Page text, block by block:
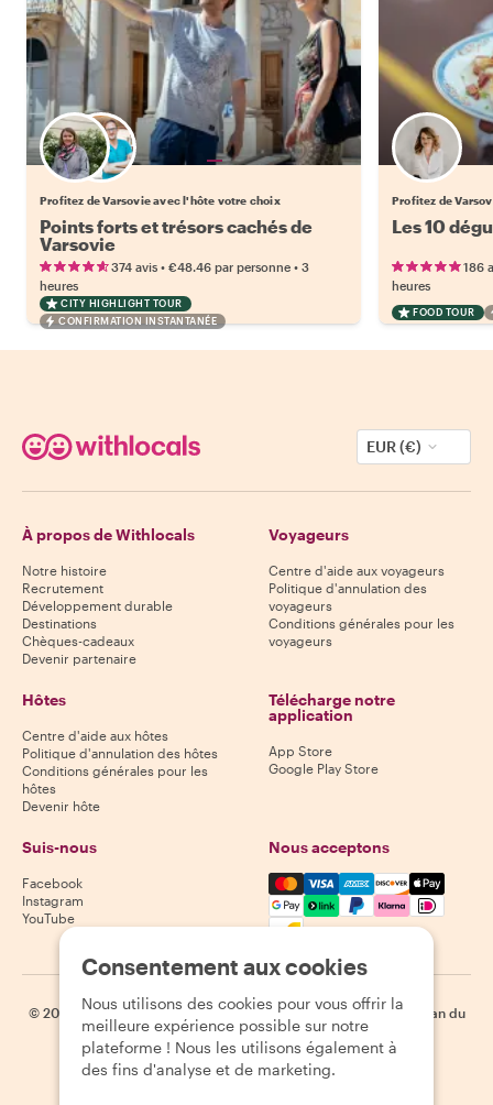
Choisissez votre local favori
Profitez de Varsovie avec l'hôte votre choix
Points forts et trésors cachés de
Varsovie
374 avis • €48.46 par personne • 3
heures
CITY HIGHLIGHT TOUR
CONFIRMATION INSTANTANÉE
Profitez de
Les 10
186
heures
FOOD TOUR
EUR (€)
À propos de Withlocals
Notre histoire
Recrutement
Développement durable
Destinations
Chèques-cadeaux
Devenir partenaire
Voyageurs
Centre d'aide aux voyageurs
Politique d'annulation des
voyageurs
Conditions générales pour les
voyageurs
Hôtes
Centre d'aide aux hôtes
Politique d'annulation des hôtes
Conditions générales pour les
hôtes
Devenir hôte
Télécharge notre
application
App Store
Google Play Store
Suis-nous
Facebook
Instagram
YouTube
Nous acceptons
Mastercard, Visa, Amex,
© 2026 Withlocals.com | Politique de confidentialité | Cookies
Plan du
site
Consentement aux cookies
Nous utilisons des cookies pour vous offrir la
meilleure expérience possible sur notre
plateforme ! Nous les utilisons également à
des fins d'analyse et de marketing.